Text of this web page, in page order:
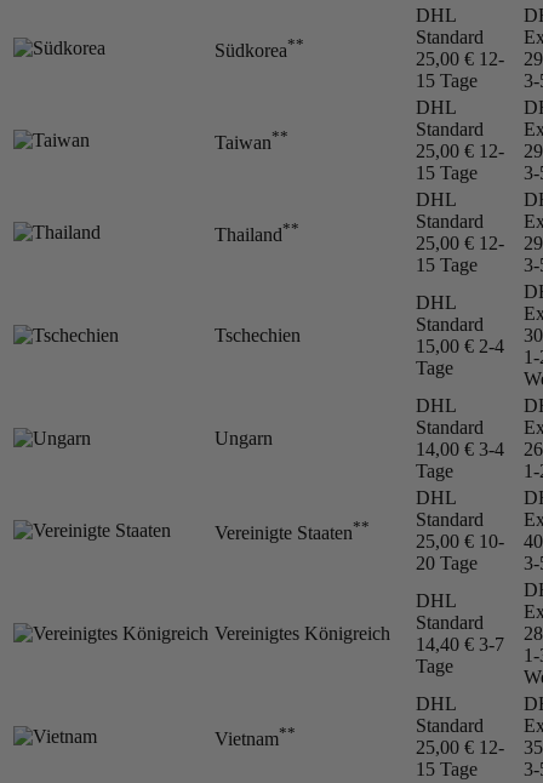
Südkorea**
DHL
Standard
25,00 € 12-
15 Tage
3-
Taiwan**
DHL
Standard
25,00 € 12-
15 Tage
3-
Thailand**
DHL
Standard
25,00 € 12-
15 Tage
3-
Tschechien
DHL
Standard
15,00 € 2-4
Tage
1-
Ungarn
DHL
Standard
14,00 € 3-4
Tage
1-
Vereinigte Staaten**
DHL
Standard
25,00 € 10-
20 Tage
3-
Vereinigtes Königreich
DHL
Standard
14,40 € 3-7
Tage
1-
Vietnam**
DHL
Standard
25,00 € 12-
15 Tage
3-